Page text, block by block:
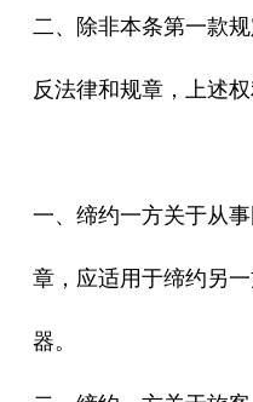
二、除非本条第一款规
反法律和规章，上述权
一、缔约一方关于从事
章，应适用于缔约另一
器。